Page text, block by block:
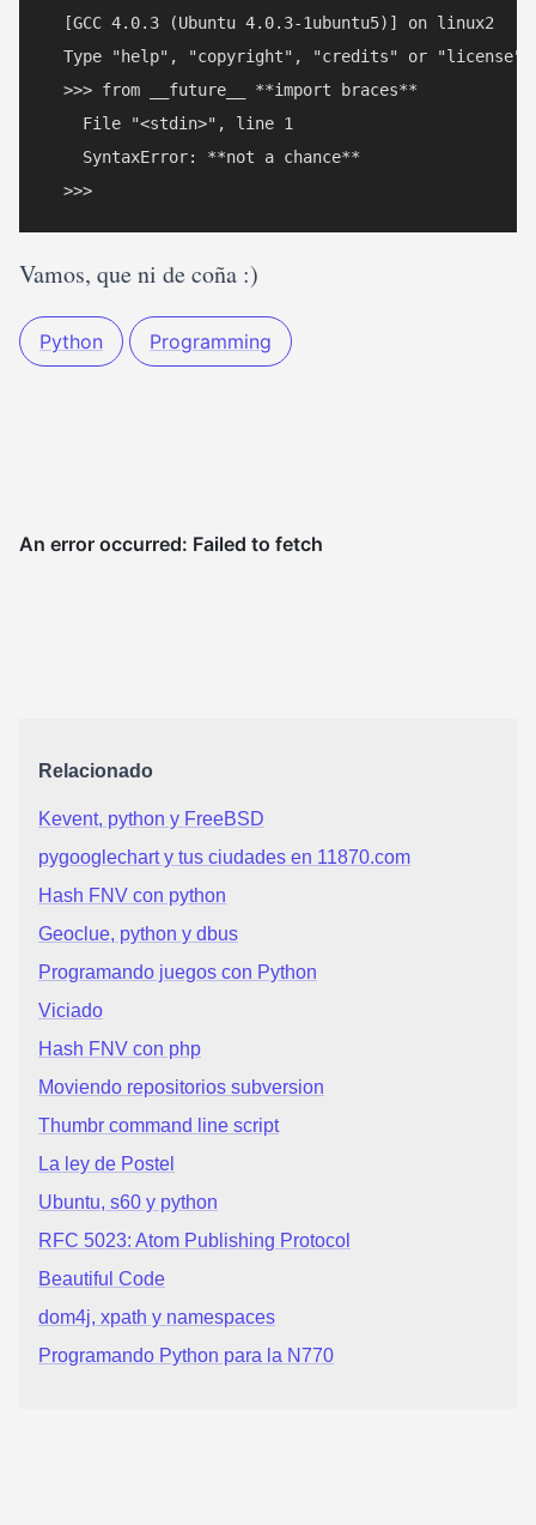
  [GCC 4.0.3 (Ubuntu 4.0.3-1ubuntu5)] on linux2
Type "help", "copyright", "credits" or "license"
  >>> from __future__ **import braces**
    File "<stdin>", line 1
    SyntaxError: **not a chance**
Vamos, que ni de coña :)
Python Programming
Relacionado
Kevent, python y FreeBSD
pygooglechart y tus ciudades en 11870.com
Hash FNV con python
Geoclue, python y dbus
Programando juegos con Python
Viciado
Hash FNV con php
Moviendo repositorios subversion
Thumbr command line script
La ley de Postel
Ubuntu, s60 y python
RFC 5023: Atom Publishing Protocol
Beautiful Code
dom4j, xpath y namespaces
Programando Python para la N770